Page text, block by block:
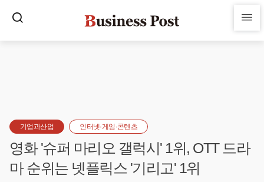
기업과산업 인터넷·게임·콘텐츠
영화 '슈퍼 마리오 갤럭시' 1위, OTT 드라
마 순위는 넷플릭스 '기리고' 1위